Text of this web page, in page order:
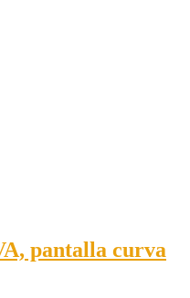
pantalla curva